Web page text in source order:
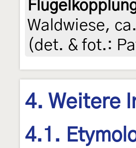
Waldwiese,
(det. & fot.:
4. Weitere
4.1.